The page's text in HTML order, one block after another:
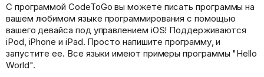
С программой CodeToGo вы можете писать программы на
вашем любимом языке программирования с помощью
вашего девайса под управлением iOS! Поддерживаются
iPod, iPhone и iPad. Просто напишите программу, и
запустите ее. Все языки имеют примеры программы "Hello
World".